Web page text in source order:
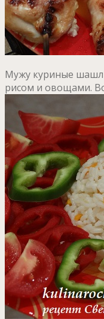
Мужу куриные
рисом и овощами.